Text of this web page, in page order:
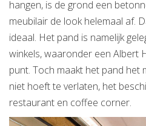
hangen, is de grond een
meubilair de look helemaal af.
ideaal. Het pand is namelijk
winkels, waaronder een Albert
punt. Toch maakt het pand het
niet hoeft te verlaten, het
restaurant en coffee corner.